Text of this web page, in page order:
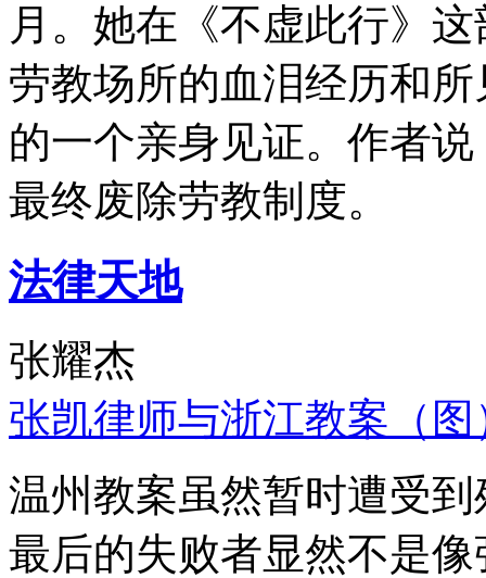
月。她在《不虚此行》
劳教场所的血泪经历和
的一个亲身见证。作者
最终废除劳教制度。
法律天地
张耀杰
张凯律师与浙江教案（图
温州教案虽然暂时遭受
最后的失败者显然不是